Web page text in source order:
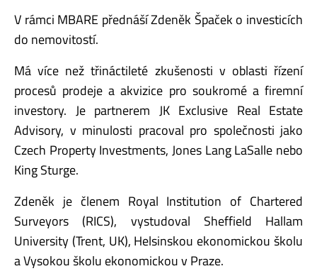
V rámci MBARE přednáší Zdeněk Špaček o investicích
do nemovitostí.
Má více než třináctileté zkušenosti v oblasti řízení
procesů prodeje a akvizice pro soukromé a firemní
investory. Je partnerem JK Exclusive Real Estate
Advisory, v minulosti pracoval pro společnosti jako
Czech Property Investments, Jones Lang LaSalle nebo
King Sturge.
Zdeněk je členem Royal Institution of Chartered
Surveyors (RICS), vystudoval Sheffield Hallam
University (Trent, UK), Helsinskou ekonomickou školu
a Vysokou školu ekonomickou v Praze.